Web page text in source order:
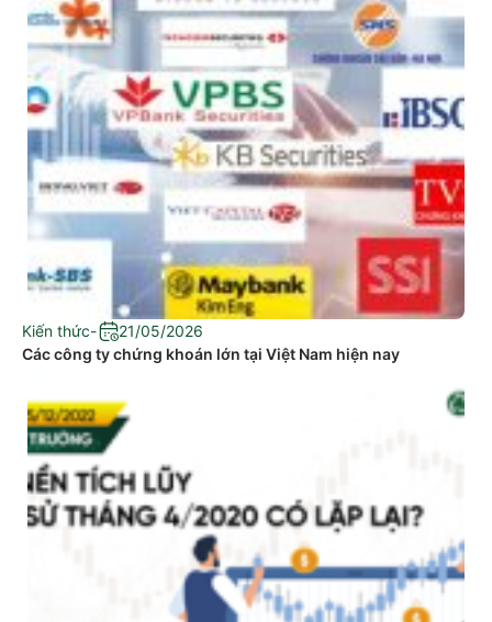
Kiến thức-
21/05/2026
Các công ty chứng khoán lớn tại Việt Nam hiện nay